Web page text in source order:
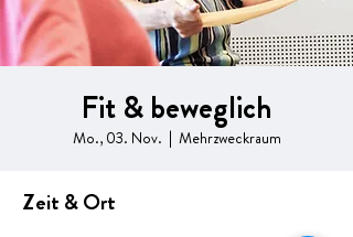
Fit & beweglich
Mo., 03. Nov.
  |
Mehrzweckraum
Zeit & Ort